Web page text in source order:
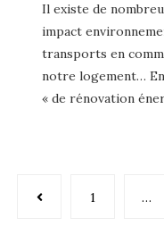
Il existe de
impact
transports en
notre logement…
« de rénovation
Pagination
1 …